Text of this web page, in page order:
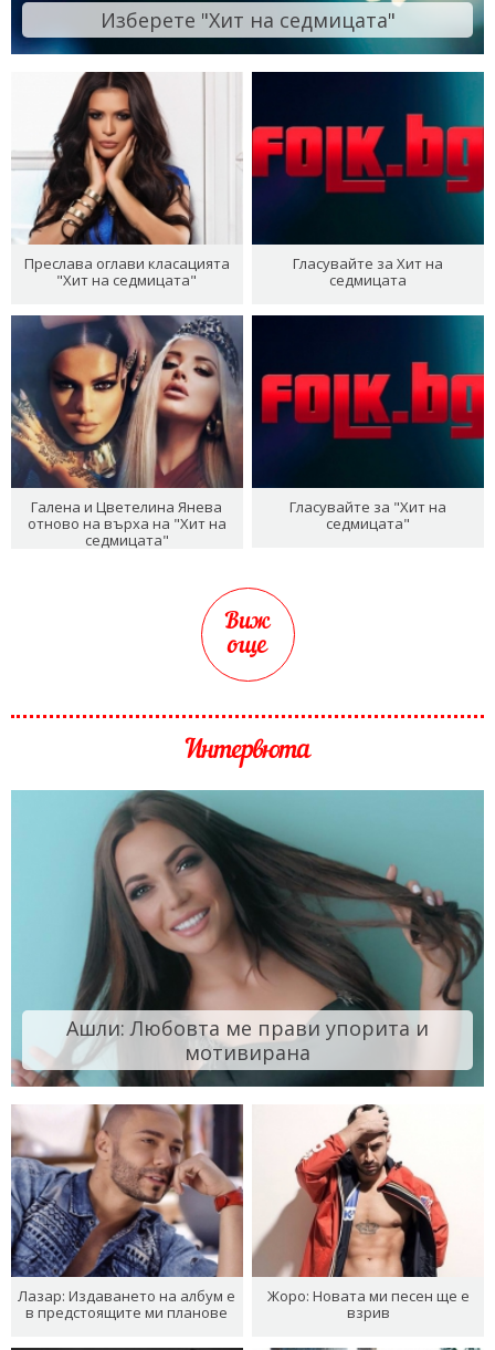
Изберете "Хит на седмицата"
Преслава оглави класацията
"Хит на седмицата"
Гласувайте за Хит на
седмицата
Галена и Цветелина Янева
отново на върха на "Хит на
седмицата"
Гласувайте за "Хит на
седмицата"
Виж
още
Интервюта
Ашли: Любовта ме прави упорита и
мотивирана
Лазар: Издаването на албум е
в предстоящите ми планове
Жоро: Новата ми песен ще е
взрив